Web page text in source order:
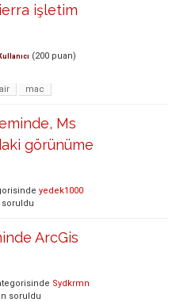
işletim
(200 puan)
mac
Ms
görünüme
yedek1000
soruldu
ArcGis
Sydkrmn
soruldu